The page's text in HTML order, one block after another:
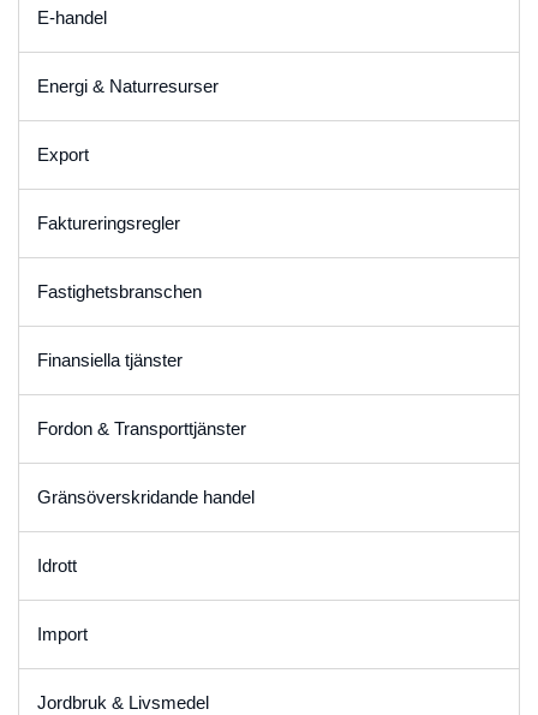
E-handel
Energi & Naturresurser
Export
Faktureringsregler
Fastighetsbranschen
Finansiella tjänster
Fordon & Transporttjänster
Gränsöverskridande handel
Idrott
Import
Jordbruk & Livsmedel